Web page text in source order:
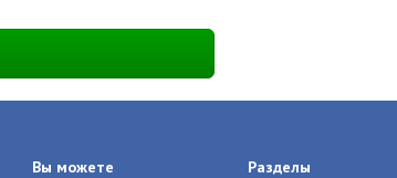
Вы можете Разделы